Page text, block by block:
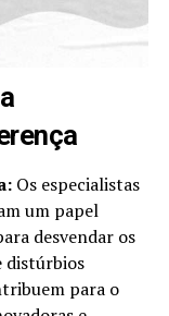
Os especialistas
um papel
desvendar os
distúrbios
para o